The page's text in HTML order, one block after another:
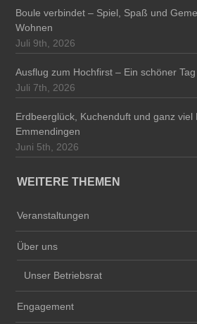
Boule verbindet – Spiel, Spaß und
Wohnen
Juli 9th, 2026
Ausflug zum Hochfirst – Ein schöner
Juli 7th, 2026
Erdbeerglück, Kuchenduft und ganz viel
Emmendingen
Juni 5th, 2026
WEITERE THEMEN
Veranstaltungen
Über uns
Unser Betriebsrat
Engagement